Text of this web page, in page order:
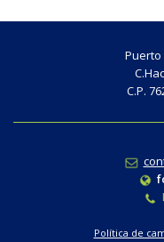
Puerto
C.P.
Política de